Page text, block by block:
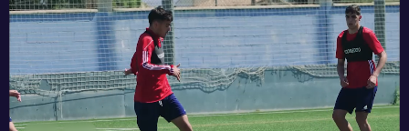
Blog
Une société de :